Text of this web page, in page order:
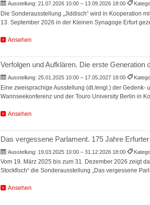
Ausstellung: 21.07.2026 10:00 – 13.09.2026 18:00
Die Sonderausstellung „Jiddisch“ wird in Kooperation
13. September 2026 in der Kleinen Synagoge Erfurt
Ansehen
Verfolgen und Aufklären. Die erste Generation
Ausstellung: 25.01.2025 10:00 – 17.05.2027 18:00
Eine zweisprachige Ausstellung (dt./engl.) der Gedenk-
Wannseekonferenz und der Touro University Berlin in
Ansehen
Das vergessene Parlament. 175 Jahre
Ausstellung: 19.03.2025 10:00 – 31.12.2026 18:00
Vom 19. März 2025 bis zum 31. Dezember 2026 zeigt
Stockfisch“ die Sonderausstellung „Das vergessene
Ansehen